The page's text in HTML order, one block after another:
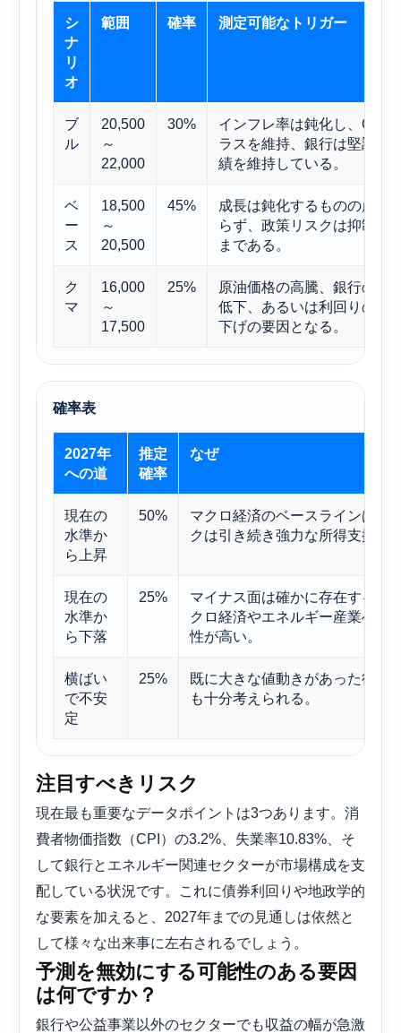
シ
ナ
リ
オ
範囲 確率 測定可能なトリガー
ブ
ル
20,500
～
22,000
30%
インフレ率は鈍化し、GDP
ラスを維持、銀行は堅調な
績を維持している。
ベ
ー
ス
18,500
～
20,500
45%
成長は鈍化するものの崩壊
らず、政策リスクは抑制さ
まである。
ク
マ
16,000
～
17,500
25%
原油価格の高騰、銀行の利
低下、あるいは利回りの上
下げの要因となる。
確率表
2027年
への道
推定
確率
なぜ
現在の
水準か
ら上昇
50%
マクロ経済のベースラインは依
クは引き続き強力な所得支援を
現在の
水準か
ら下落
25%
マイナス面は確かに存在するが
クロ経済やエネルギー産業への
性が高い。
横ばい
で不安
定
25%
既に大きな値動きがあった後で
も十分考えられる。
注目すべきリスク
現在最も重要なデータポイントは3つあります。消
費者物価指数（CPI）の3.2%、失業率10.83%、そ
して銀行とエネルギー関連セクターが市場構成を支
配している状況です。これに債券利回りや地政学的
な要素を加えると、2027年までの見通しは依然と
して様々な出来事に左右されるでしょう。
予測を無効にする可能性のある要因
は何ですか？
銀行や公益事業以外のセクターでも収益の幅が急激